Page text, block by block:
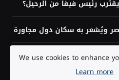
رئيس فيفا من الرحيل؟
ويُشعر به سكان دول مجاورة
الاصطناعي؟ الإجابة
We use cookies to enhance
Learn more